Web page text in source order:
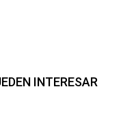
INTERESAR